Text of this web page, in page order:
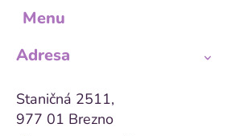
Menu
Adresa
Staničná 2511,
977 01 Brezno